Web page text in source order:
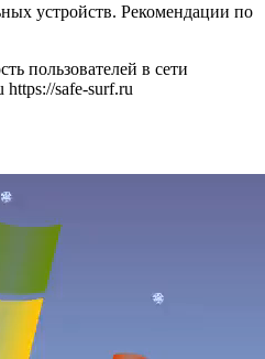
устройств. Рекомендации по
пользователей в сети
https://safe-surf.ru